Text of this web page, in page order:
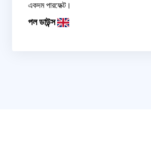
একদম পারফেক্ট।
পল ডাউন্স